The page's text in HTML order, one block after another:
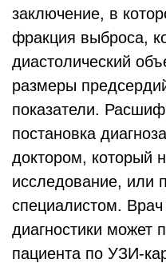
заключение, в
фракция выброса,
диастолический
размеры
показатели.
постановка
доктором, который
исследование, или
специалистом. Врач
диагностики может
пациента по УЗИ-